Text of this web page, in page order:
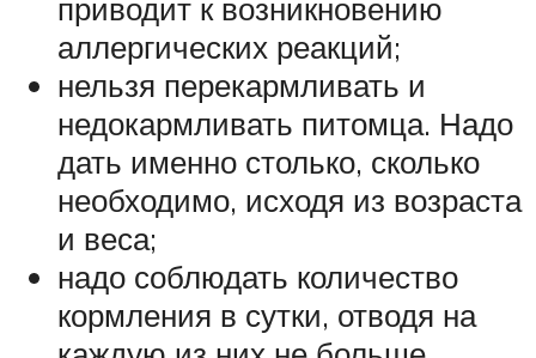
приводит к возникновению
аллергических реакций;
нельзя перекармливать и
недокармливать питомца. Надо
дать именно столько, сколько
необходимо, исходя из возраста
и веса;
надо соблюдать количество
кормления в сутки, отводя на